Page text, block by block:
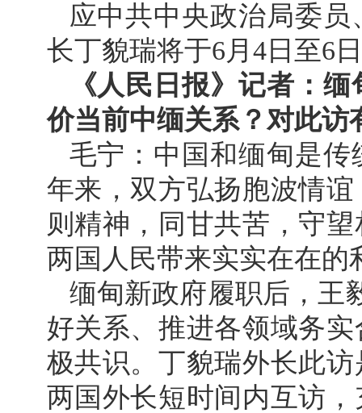
应中共中央政治局委
长丁貌瑞将于6月4日至6
《人民日报》记者：
价当前中缅关系？对此访
毛宁：中国和缅甸是
年来，双方弘扬胞波情
则精神，同甘共苦，守
两国人民带来实实在在的
缅甸新政府履职后，王
好关系、推进各领域务
极共识。丁貌瑞外长此
两国外长短时间内互访